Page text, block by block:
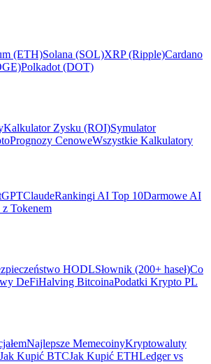
(ETH)Solana (SOL)XRP (Ripple)Cardano
Polkadot (DOT)
Kalkulator Zysku (ROI)Symulator
Prognozy CenoweWszystkie Kalkulatory
ClaudeRankingi AI Top 10Darmowe AI
Tokenem
HODLSłownik (200+ haseł)Co
DeFiHalving BitcoinaPodatki Krypto PL
Najlepsze MemecoinyKryptowaluty
Jak Kupić BTCJak Kupić ETHLedger vs